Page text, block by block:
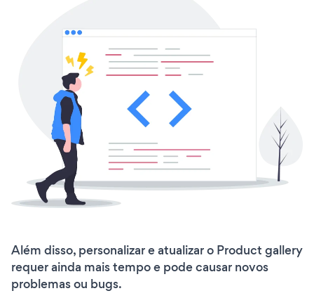
Além disso, personalizar e atualizar o Product gallery
requer ainda mais tempo e pode causar novos
problemas ou bugs.